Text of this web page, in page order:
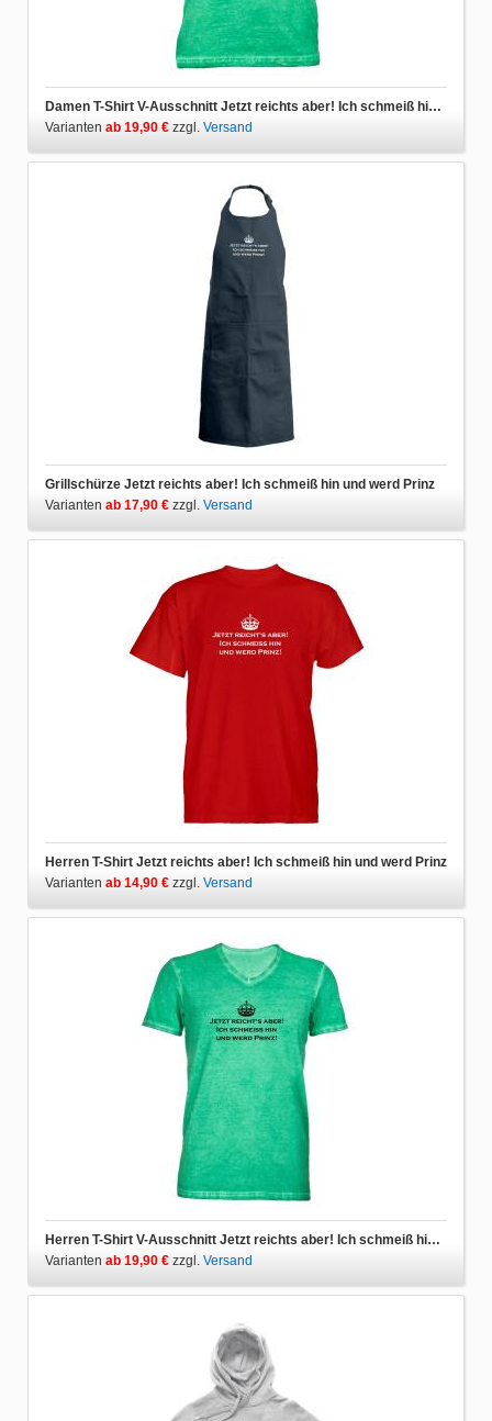
Damen T-Shirt V-Ausschnitt Jetzt reichts aber! Ich schmeiß hin und werd Prinz
Varianten ab 19,90 € zzgl. Versand
Grillschürze Jetzt reichts aber! Ich schmeiß hin und werd Prinz
Varianten ab 17,90 € zzgl. Versand
Herren T-Shirt Jetzt reichts aber! Ich schmeiß hin und werd Prinz
Varianten ab 14,90 € zzgl. Versand
Herren T-Shirt V-Ausschnitt Jetzt reichts aber! Ich schmeiß hin und werd Prinz
Varianten ab 19,90 € zzgl. Versand